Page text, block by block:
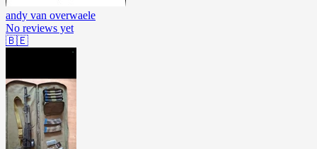
andy van overwaele
No reviews yet
🇧🇪